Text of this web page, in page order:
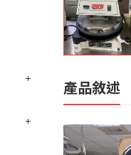
產品敘述